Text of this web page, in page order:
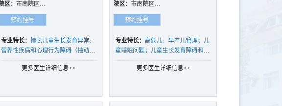
院区：市南院区、
海岸院区、崂山
预约挂号
专业特长： 擅长儿童生长发育异常、
营养性疾病和心理行为障碍（抽动
症、多动症、学习困难和孤独症等）
的诊治特别是ASD儿童的诊治。
更多医生详细信息>>
硕士研究生导师
院区： 市南院区、
西海岸院区
预约挂号
专业特长： 高危儿、早产儿管理；儿
童睡眠问题；儿童生长发育障碍和心
理行为问题（言语运动发育迟缓、多
动症、抽动症、孤独症等）诊治
更多医生详细信息>>